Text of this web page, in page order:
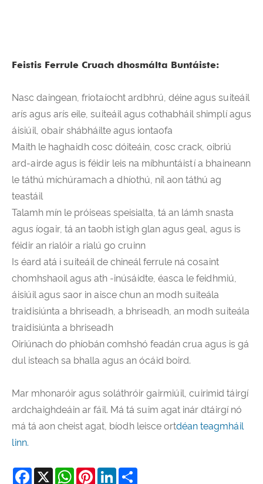
Feistis Ferrule Cruach dhosmálta Buntáiste:
Nasc daingean, friotaíocht ardbhrú, déine agus suiteáil
arís agus arís eile, suiteáil agus cothabháil shimplí agus
áisiúil, obair shábháilte agus iontaofa
Maith le haghaidh cosc ​​dóiteáin, cosc ​​crack, oibriú
ard-airde agus is féidir leis na míbhuntáistí a bhaineann
le táthú míchúramach a dhíothú, níl aon táthú ag
teastáil
Talamh mín le próiseas speisialta, tá an lámh snasta
agus íogair, tá an taobh istigh glan agus geal, agus is
féidir an rialóir a rialú go cruinn
Is éard atá i suiteáil de chineál ferrule ná cosaint
chomhshaoil ​​agus ath -inúsáidte, éasca le feidhmiú,
áisiúil agus saor in aisce chun an modh suiteála
traidisiúnta a bhriseadh, a bhriseadh, an modh suiteála
traidisiúnta a bhriseadh
Oiriúnach do phíobán comhshó feadán crua agus is gá
dul isteach sa bhalla agus an ócáid ​​boird.
Mar mhonaróir agus soláthróir gairmiúil, cuirimid táirgí
ardchaighdeáin ar fáil. Má tá suim agat inár dtáirgí nó
má tá aon cheist agat, bíodh leisce ortdéan teagmháil
linn.
Facebook
X WhatsAppPinterestLinkedIn